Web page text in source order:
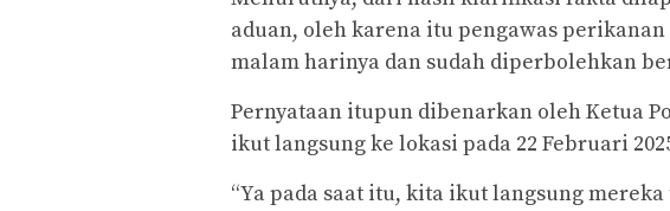
aduan, oleh karena itu pengawas
malam harinya dan sudah diperbolehkan
Pernyataan itupun dibenarkan oleh Ketua
ikut langsung ke lokasi pada 22 Februari
“Ya pada saat itu, kita ikut langsung